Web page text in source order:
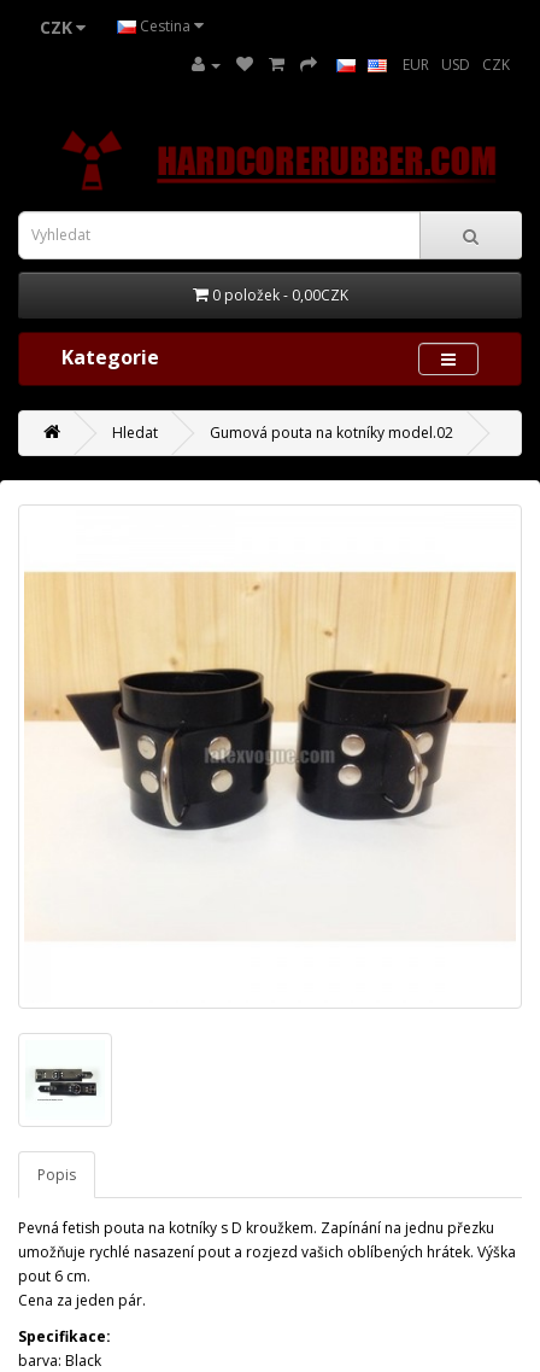
CZK
Cestina
EUR
USD CZK
0 položek - 0,00CZK
Kategorie
Hledat Gumová pouta na kotníky model.02
Popis
Pevná fetish pouta na kotníky s D kroužkem. Zapínání na jednu přezku
umožňuje rychlé nasazení pout a rozjezd vašich oblíbených hrátek. Výška
pout 6 cm.
Cena za jeden pár.
Specifikace:
barva: Black